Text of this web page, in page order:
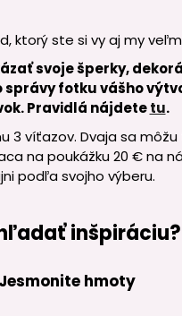
ktorý ste si vy aj my
svoje šperky,
správy fotku vášho
Pravidlá nájdetetu.
3 víťazov. Dvaja sa
na poukážku 20 € na
podľa svojho výberu.
inšpiráciu?
hmoty